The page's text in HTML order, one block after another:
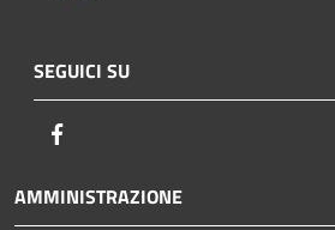
SEGUICI SU
AMMINISTRAZIONE